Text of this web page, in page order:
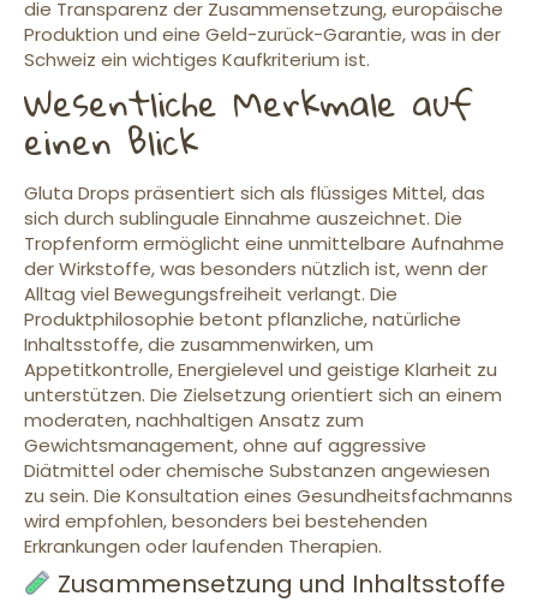
die Transparenz der Zusammensetzung, europäische
Produktion und eine Geld-zurück-Garantie, was in der
Schweiz ein wichtiges Kaufkriterium ist.
Wesentliche Merkmale auf
einen Blick
Gluta Drops präsentiert sich als flüssiges Mittel, das
sich durch sublinguale Einnahme auszeichnet. Die
Tropfenform ermöglicht eine unmittelbare Aufnahme
der Wirkstoffe, was besonders nützlich ist, wenn der
Alltag viel Bewegungsfreiheit verlangt. Die
Produktphilosophie betont pflanzliche, natürliche
Inhaltsstoffe, die zusammenwirken, um
Appetitkontrolle, Energielevel und geistige Klarheit zu
unterstützen. Die Zielsetzung orientiert sich an einem
moderaten, nachhaltigen Ansatz zum
Gewichtsmanagement, ohne auf aggressive
Diätmittel oder chemische Substanzen angewiesen
zu sein. Die Konsultation eines Gesundheitsfachmanns
wird empfohlen, besonders bei bestehenden
Erkrankungen oder laufenden Therapien.
Zusammensetzung und Inhaltsstoffe